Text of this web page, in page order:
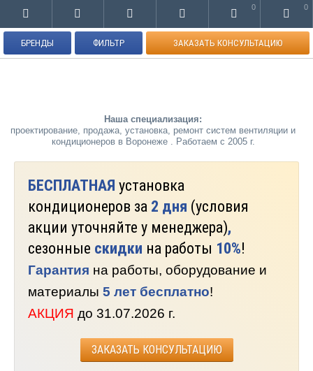
0 0
Наша специализация:
проектирование, продажа, установка, ремонт систем вентиляции и
кондиционеров в Воронеже . Работаем с 2005 г.
БРЕНДЫ ФИЛЬТР ЗАКАЗАТЬ КОНСУЛЬТАЦИЮ
БЕСПЛАТНАЯ установка
кондиционеров за 2 дня (условия
акции уточняйте у менеджера),
сезонные скидки на работы 10%!
Гарантия на работы, оборудование и
материалы 5 лет бесплатно!
АКЦИЯ до 31.07.2026 г.
ЗАКАЗАТЬ КОНСУЛЬТАЦИЮ